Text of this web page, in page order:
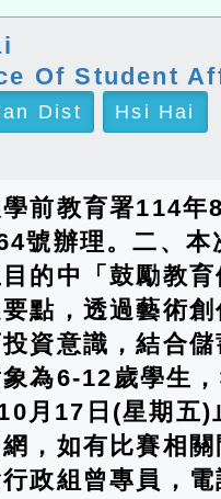
Of Student
Dist
Hsi Hai
前教育署114年
號辦理。二、本
的中「鼓勵教
點，透過藝術
資意識，結合
為6-12歲學生
月17日(星期五)
，如有比賽相
政組曾專員，